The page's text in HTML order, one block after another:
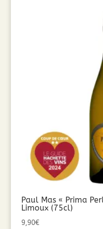
Paul Mas « Prima
Limoux (75cl)
9,90€